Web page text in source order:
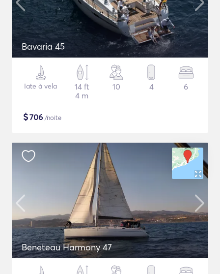
Bavaria 45
Iate à vela
14 ft
4 m
10 4 6
$706 /noite
Beneteau Harmony 47